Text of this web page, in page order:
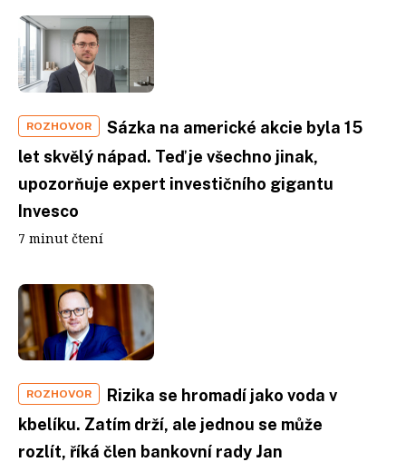
ROZHOVOR
Sázka na americké akcie byla 15
let skvělý nápad. Teď je všechno jinak,
upozorňuje expert investičního gigantu
Invesco
7 minut čtení
ROZHOVOR
Rizika se hromadí jako voda v
kbelíku. Zatím drží, ale jednou se může
rozlít, říká člen bankovní rady Jan